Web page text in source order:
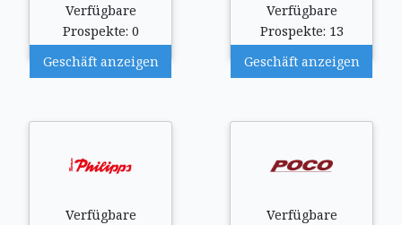
Verfügbare
Prospekte: 0
Geschäft anzeigen
Verfügbare
Prospekte: 13
Geschäft anzeigen
Verfügbare
Verfügbare